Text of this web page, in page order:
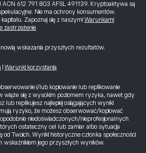
ACN 612 791 803 AFSL 491139. Kryptoaktywa są
Nie ma ochrony konsumentów.
Zapoznaj się z naszymi Warunkami
zastrzeżenie
wskazania przyszłych rezultatów.
Warunki korzystania
i/lub kopiowanie lub replikowanie
wiąże się z wysokim poziomem ryzyka, nawet gdy
lub replikujesz najlepiej osiągających wyniki
ryzyko, że możesz obserwować/kopiować
niedoświadczonych/nieprofesjonalnych
ostateczny cel lub zamiar albo sytuacja
Twoich. Wyniki historyczne członka społeczności
wskaźnikiem jego przyszłych wyników.